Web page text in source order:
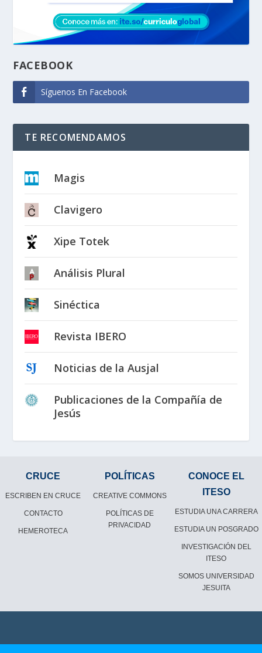
FACEBOOK
Síguenos En Facebook
TE RECOMENDAMOS
Magis
Clavigero
Xipe Totek
Análisis Plural
Sinéctica
Revista IBERO
Noticias de la Ausjal
Publicaciones de la Compañía de
Jesús
CRUCE
ESCRIBEN EN CRUCE
CONTACTO
HEMEROTECA
POLÍTICAS
CREATIVE COMMONS
POLÍTICAS DE
PRIVACIDAD
CONOCE EL
ITESO
ESTUDIA UNA CARRERA
ESTUDIA UN POSGRADO
INVESTIGACIÓN DEL
ITESO
SOMOS UNIVERSIDAD
JESUITA